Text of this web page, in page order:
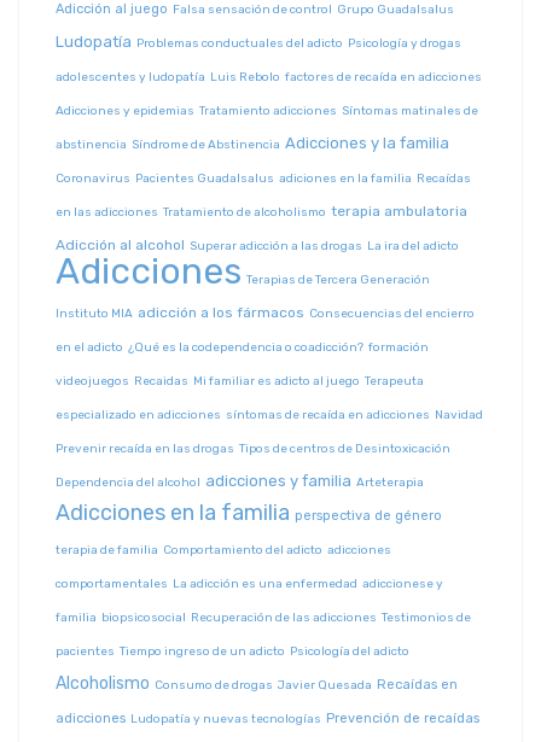
Adicción al juego Falsa sensación de control Grupo Guadalsalus
Ludopatía Problemas conductuales del adicto Psicología y drogas
adolescentes y ludopatía Luis Rebolo factores de recaída en adicciones
Adicciones y epidemias Tratamiento adicciones Síntomas matinales de
abstinencia Síndrome de Abstinencia Adicciones y la familia
Coronavirus Pacientes Guadalsalus adiciones en la familia Recaídas
en las adicciones Tratamiento de alcoholismo terapia ambulatoria
Adicción al alcohol Superar adicción a las drogas La ira del adicto
Adicciones Terapias de Tercera Generación
Instituto MIA adicción a los fármacos Consecuencias del encierro
en el adicto ¿Qué es la codependencia o coadicción? formación
videojuegos Recaidas Mi familiar es adicto al juego Terapeuta
especializado en adicciones síntomas de recaída en adicciones Navidad
Prevenir recaída en las drogas Tipos de centros de Desintoxicación
Dependencia del alcohol adicciones y familia Arteterapia
Adicciones en la familia perspectiva de género
terapia de familia Comportamiento del adicto adicciones
comportamentales La adicción es una enfermedad adiccionese y
familia biopsicosocial Recuperación de las adicciones Testimonios de
pacientes Tiempo ingreso de un adicto Psicología del adicto
Alcoholismo Consumo de drogas Javier Quesada Recaídas en
adicciones Ludopatía y nuevas tecnologías Prevención de recaídas